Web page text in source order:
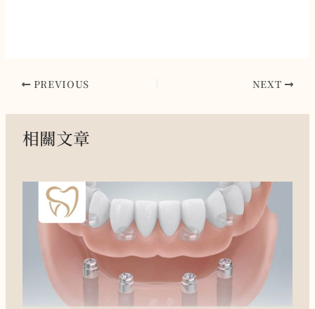
PREVIOUS NEXT
相關文章